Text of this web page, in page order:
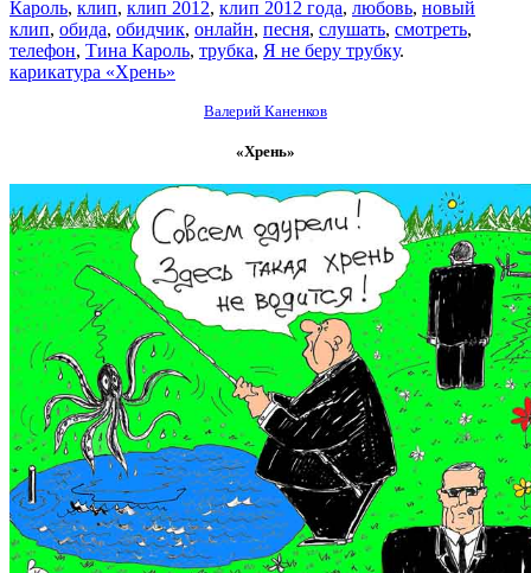
Кароль, клип, клип 2012, клип 2012 года, любовь, новый
клип, обида, обидчик, онлайн, песня, слушать, смотреть,
телефон, Тина Кароль, трубка, Я не беру трубку.
карикатура «Хрень»
Валерий Каненков
«Хрень»